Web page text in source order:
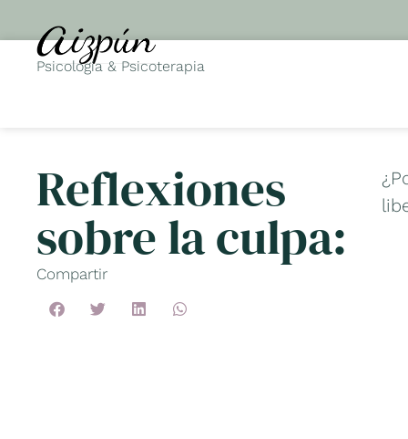
Psicología & Psicoterapia
Reflexiones
sobre la culpa:
Compartir